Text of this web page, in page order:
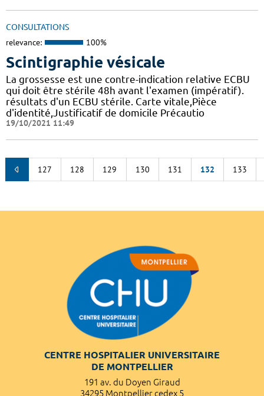
CONSULTATIONS
relevance: 100%
Scintigraphie vésicale
La grossesse est une contre-indication relative ECBU
qui doit être stérile 48h avant l'examen (impératif).
résultats d'un ECBU stérile. Carte vitale,Pièce
d'identité,Justificatif de domicile Précautio
19/10/2021 11:49
127 128 129 130 131 132 133
CENTRE HOSPITALIER UNIVERSITAIRE
DE MONTPELLIER
191 av. du Doyen Giraud
34295 Montpellier cedex 5